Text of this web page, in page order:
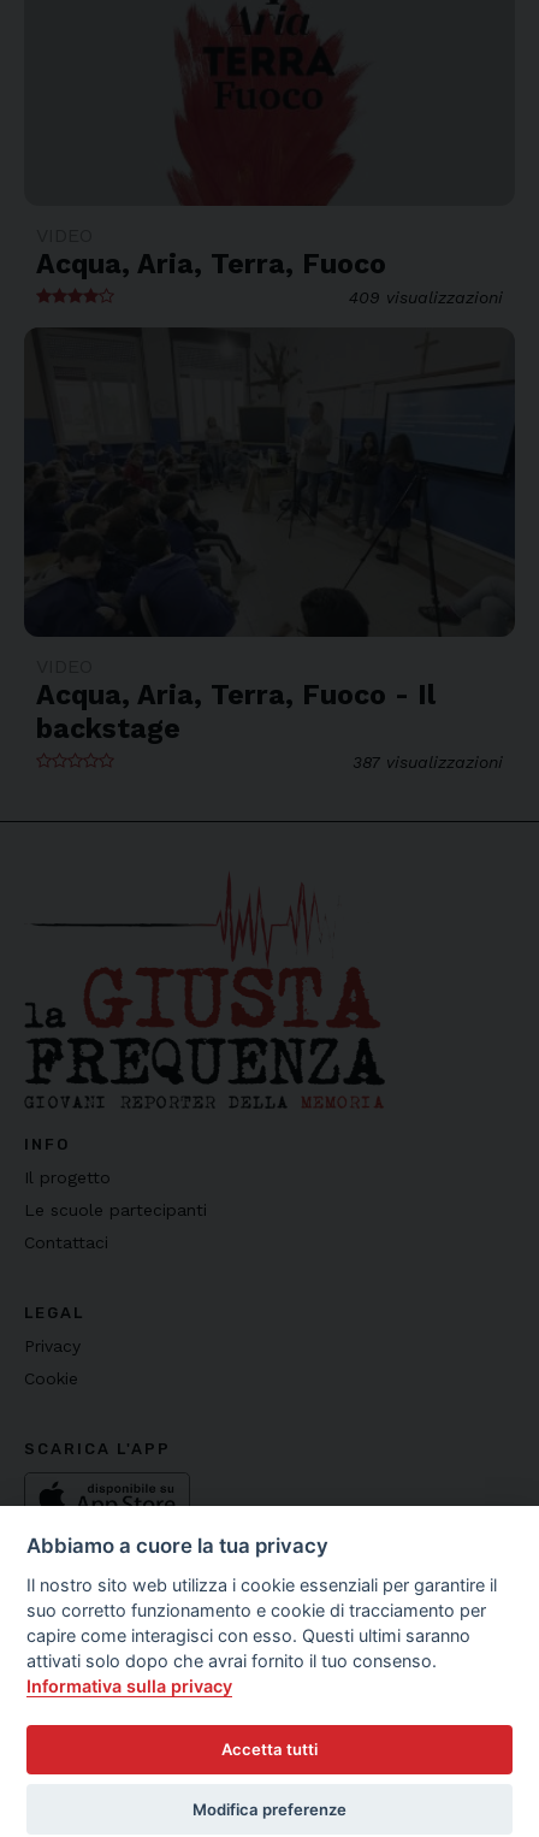
Acqua, Aria, Terra, Fuoco
409 visualizzazioni
Acqua, Aria, Terra, Fuoco - Il
backstage
387 visualizzazioni
INFO
Il progetto
Le scuole partecipanti
Contattaci
LEGAL
Privacy
Cookie
SCARICA L'APP
Copyright © 2026 Fondazione Media Literacy E.T.S - C.F.
97542370586
Abbiamo a cuore la tua privacy
Il nostro sito web utilizza i cookie essenziali per garantire il
suo corretto funzionamento e cookie di tracciamento per
capire come interagisci con esso. Questi ultimi saranno
attivati solo dopo che avrai fornito il tuo consenso.
Informativa sulla privacy
Accetta tutti
Modifica preferenze